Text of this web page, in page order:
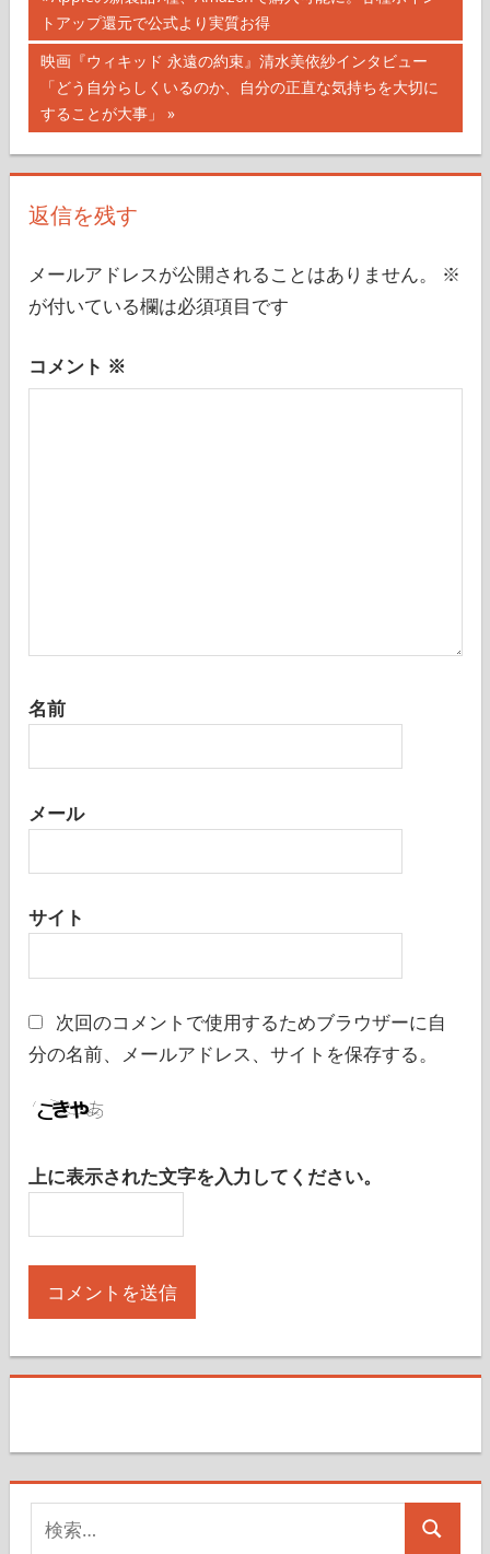
投
稿
ナ
ビ
ゲ
ー
シ
ョ
ン
前
の
記
事:
Appleの新製品7種、Amazonで購入可能に。各種ポイン
トアップ還元で公式より実質お得
次
の
記
事:
映画『ウィキッド 永遠の約束』清水美依紗インタビュー
「どう自分らしくいるのか、自分の正直な気持ちを大切に
することが大事」
返信を残す
メールアドレスが公開されることはありません。
コメント※
名前
メール
サイト
次回のコメントで使用するためブラウザーに自
上に表示された文字を入力してください。
検